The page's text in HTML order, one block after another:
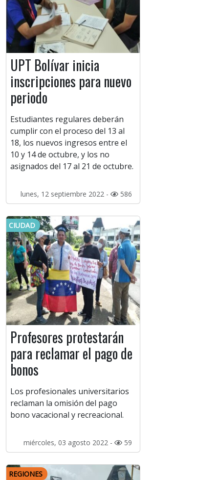
UPT Bolívar inicia
inscripciones para nuevo
periodo
Estudiantes regulares deberán
cumplir con el proceso del 13 al
18, los nuevos ingresos entre el
10 y 14 de octubre, y los no
asignados del 17 al 21 de octubre.
lunes, 12 septiembre 2022 - 586
CIUDAD
Profesores protestarán
para reclamar el pago de
bonos
Los profesionales universitarios
reclaman la omisión del pago
bono vacacional y recreacional.
miércoles, 03 agosto 2022 - 59
REGIONES